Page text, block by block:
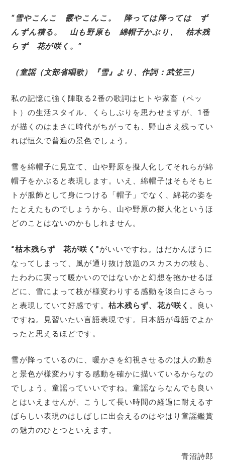
“雪やこんこ 霰やこんこ。 降っては降っては ず
んずん積る。 山も野原も 綿帽子かぶり、 枯木残
らず 花が咲く。”
（童謡（文部省唱歌）『雪』より、作詞：武笠三）
私の記憶に強く陣取る2番の歌詞はヒトや家畜（ペッ
ト）の生活スタイル、くらしぶりを思わせますが、1番
が描くのはまさに時代がちがっても、野山さえ残ってい
れば恒久で普遍の景色でしょう。
雪を綿帽子に見立て、山や野原を擬人化してそれらが綿
帽子をかぶると表現します。いえ、綿帽子はそもそもヒ
トが服飾として身につける「帽子」でなく、綿花の姿を
たとえたものでしょうから、山や野原の擬人化というほ
どのことはないのかもしれません。
“枯木残らず 花が咲く”がいいですね。はだかんぼうに
なってしまって、風が通り抜け放題のスカスカの枝も、
たわわに実って暖かいのではないかと幻想を抱かせるほ
どに、雪によって枝が様変わりする感動を淡白にさらっ
と表現していて好感です。 枯木残らず、花が咲く 。良い
ですね。見習いたい言語表現です。日本語が母語でよか
ったと思えるほどです。
雪が降っているのに、暖かさを幻視させるのは人の動き
と景色が様変わりする感動を確かに描いているからなの
でしょう。童謡っていいですね。童謡ならなんでも良い
とはいえませんが、こうして長い時間の経過に耐えるす
ばらしい表現のはしばしに出会えるのはやはり童謡鑑賞
の魅力のひとつといえます。
青沼詩郎